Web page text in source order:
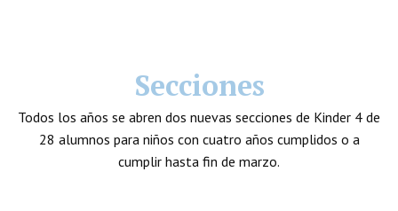
Secciones
Todos los años se abren dos nuevas secciones de Kinder 4 de
28 alumnos para niños con cuatro años cumplidos o a
cumplir hasta fin de marzo.